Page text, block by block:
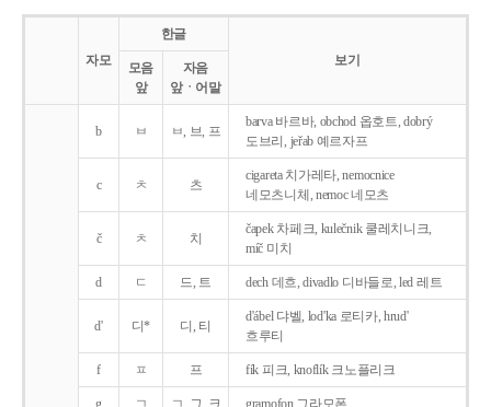
자모
한글
보기
모음
앞
자음
앞ㆍ어말
b ㅂ ㅂ, 브, 프
barva 바르바, obchod 옵호트, dobrý
도브리, jeřab 예르자프
c ㅊ 츠
cigareta 치가레타, nemocnice
네모츠니체, nemoc 네모츠
č ㅊ 치
čapek 차페크, kulečnik 쿨레치니크,
míč 미치
d ㄷ 드, 트 dech 데흐, divadlo 디바들로, led 레트
d' 디* 디, 티
d'ábel 댜벨, lod'ka 로티카, hrud'
흐루티
f ㅍ 프 fík 피크, knoflík 크노플리크
g ㄱ ㄱ, 그, 크 gramofon 그라모폰